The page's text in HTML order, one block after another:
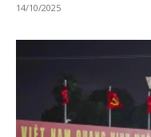
14/10/2025